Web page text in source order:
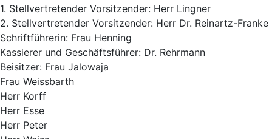
1. Stellvertretender Vorsitzender: Herr Lingner
2. Stellvertretender Vorsitzender: Herr Dr. Reinartz-Franke
Schriftführerin: Frau Henning
Kassierer und Geschäftsführer: Dr. Rehrmann
Beisitzer: Frau Jalowaja
Frau Weissbarth
Herr Korff
Herr Esse
Herr Peter